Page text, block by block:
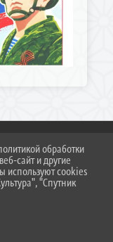
обработки
сайт и другие
используют cookies
"Спутник